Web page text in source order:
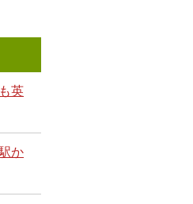
英
か